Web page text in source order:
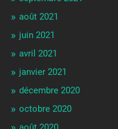
août 2021
juin 2021
avril 2021
janvier 2021
décembre 2020
octobre 2020